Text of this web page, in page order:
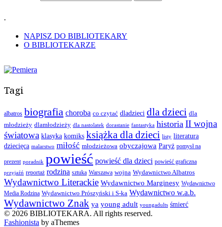
.
NAPISZ DO BIBLIOTEKARY
O BIBLIOTEKARZE
Tagi
albatros biografia choroba co czytać dladzieci dla dzieci dla
młodzieży dlamłodzieży dla nastolatek dorastanie fantastyka historia II wojna
światowa klasyka komiks książka dla dzieci listy literatura
dziecięca malarstwo miłość młodzieżowa obyczajowa Paryż pomysł na
prezent poradnik powieść powieść dla dzieci powieść graficzna
przyjaźń reportaż rodzina sztuka Warszawa wojna Wydawnictwo Albatros
Wydawnictwo Literackie Wydawnictwo Marginesy Wydawnictwo
Media Rodzina Wydawnictwo Prószyński i S-ka Wydawnictwo w.a.b.
Wydawnictwo Znak ya young adult youngadults śmierć
© 2026 BIBLIOTEKARA. All rights reserved.
Fashionista by aThemes